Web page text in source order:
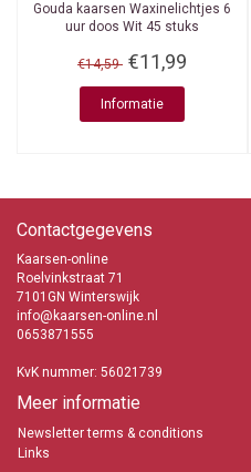
Gouda kaarsen Waxinelichtjes 6
uur doos Wit 45 stuks
€14,59 €11,99
Informatie
Contactgegevens
Kaarsen-online
Roelvinkstraat 71
7101GN Winterswijk
info@kaarsen-online.nl
0653871555
KvK nummer: 56021739
Meer informatie
Newsletter terms & conditions
Links